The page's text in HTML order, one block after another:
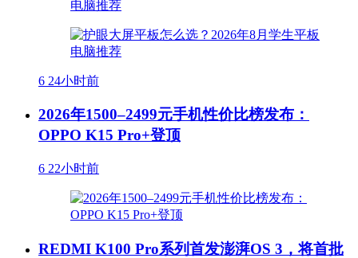
6 24小时前
2026年1500–2499元手机性价比榜发布：
OPPO K15 Pro+登顶
6 22小时前
REDMI K100 Pro系列首发澎湃OS 3，将首批